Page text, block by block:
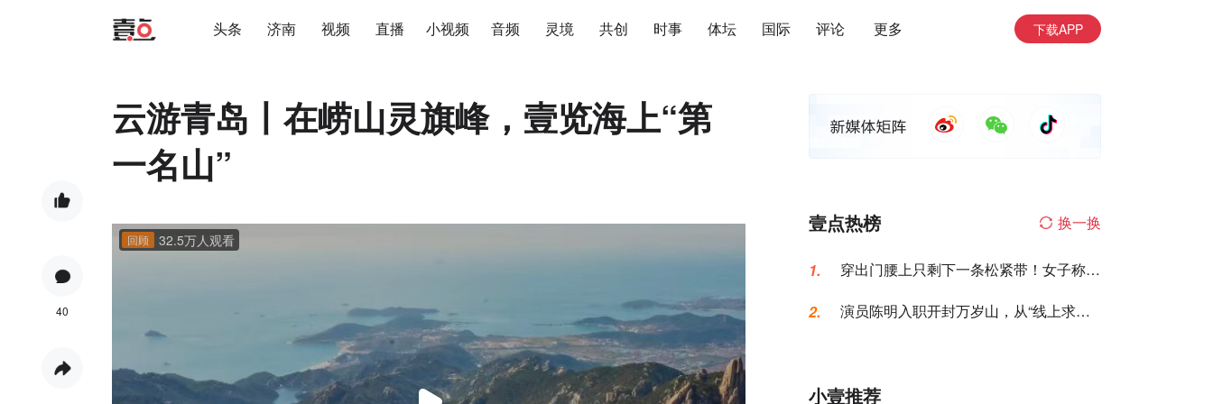
头条 济南 视频 直播 小视频 音频 灵境 共创 时事 体坛 国际 评论 更多 下载APP
40
云游青岛丨在崂山灵旗峰，壹览海上“第
一名山”
回顾 32.5万人观看
壹点热榜 换一换
1.
穿出门腰上只剩下一条松紧带！女子称名
2.
演员陈明入职开封万岁山，从“线上求
小壹推荐